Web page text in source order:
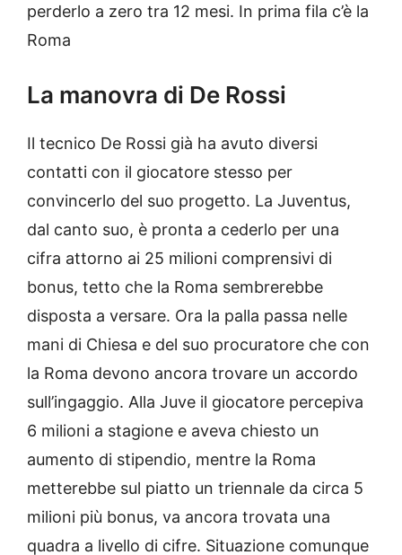
perderlo a zero tra 12 mesi. In prima fila c’è la
Roma
La manovra di De Rossi
Il tecnico De Rossi già ha avuto diversi
contatti con il giocatore stesso per
convincerlo del suo progetto. La Juventus,
dal canto suo, è pronta a cederlo per una
cifra attorno ai 25 milioni comprensivi di
bonus, tetto che la Roma sembrerebbe
disposta a versare. Ora la palla passa nelle
mani di Chiesa e del suo procuratore che con
la Roma devono ancora trovare un accordo
sull’ingaggio. Alla Juve il giocatore percepiva
6 milioni a stagione e aveva chiesto un
aumento di stipendio, mentre la Roma
metterebbe sul piatto un triennale da circa 5
milioni più bonus, va ancora trovata una
quadra a livello di cifre. Situazione comunque